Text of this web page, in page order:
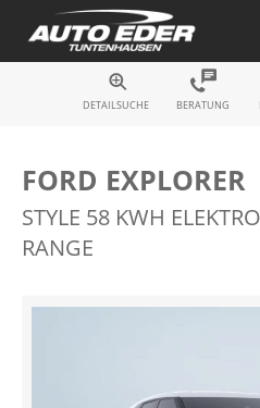
Fahrzeugsuche
DETAILSUCHE BERATUNG
FORD EXPLORER
STYLE 58 KWH
RANGE